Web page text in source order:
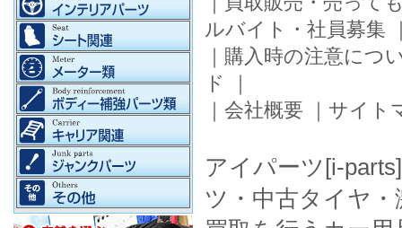
ルバイト・社員募集
｜ 購入時の注意につ
ド
｜
｜ 会社概要 ｜ サイト
アイパーツ[i-
ツ・中古タイヤ